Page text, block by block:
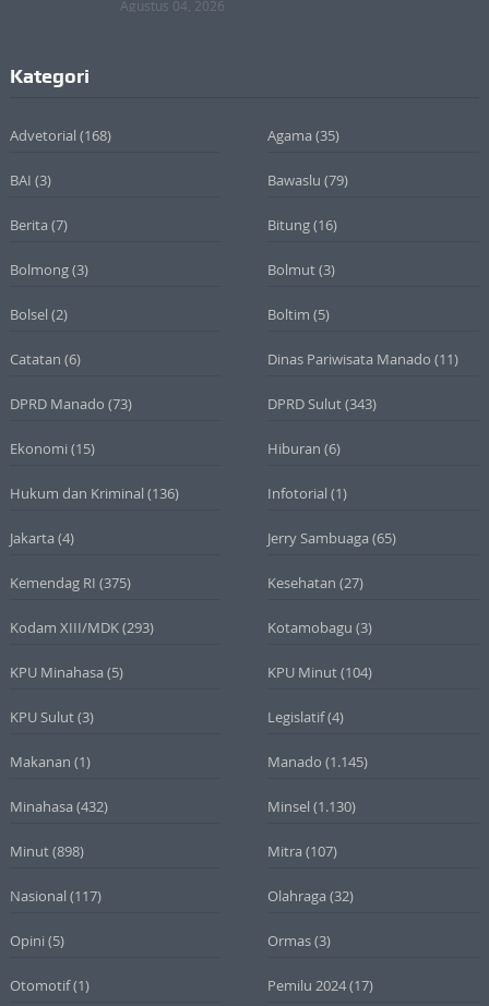
Agustus 04, 2026
Kategori
Advetorial (168) Agama (35)
BAI (3) Bawaslu (79)
Berita (7) Bitung(16)
Bolmong(3) Bolmut(3)
Bolsel (2) Boltim (5)
Catatan (6) Dinas Pariwisata Manado (11)
DPRD Manado (73) DPRD Sulut(343)
Ekonomi (15) Hiburan (6)
Hukum dan Kriminal (136) Infotorial (1)
Jakarta (4) Jerry Sambuaga (65)
Kemendag RI (375) Kesehatan (27)
Kodam XIII/MDK(293) Kotamobagu (3)
KPU Minahasa (5) KPU Minut(104)
KPU Sulut(3) Legislatif(4)
Makanan (1) Manado (1.145)
Minahasa (432) Minsel (1.130)
Minut(898) Mitra (107)
Nasional (117) Olahraga (32)
Opini (5) Ormas(3)
Otomotif(1) Pemilu 2024(17)